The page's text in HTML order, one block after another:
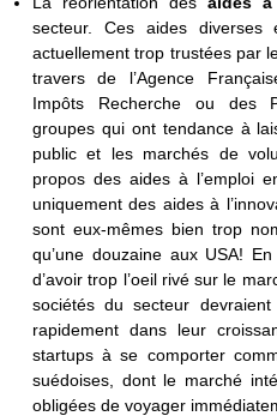
secteur. Ces aides
actuellement trop trustées par
travers de l’Agence
Impôts Recherche ou des
groupes qui ont tendance à
public et les marchés de
propos des aides à l’emploi
uniquement des aides à
sont eux-mêmes bien trop
qu’une douzaine aux USA!
d’avoir trop l’oeil rivé sur le
sociétés du secteur
rapidement dans leur
startups à se comporter
suédoises, dont le marché
obligées de voyager